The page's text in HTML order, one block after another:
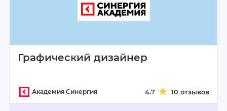
Графический дизайнер
Академия Синергия 4.7 10 отзывов